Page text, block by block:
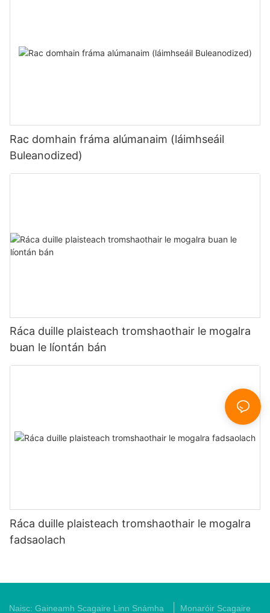
Rac domhain fráma alúmanaim (láimhseáil
Buleanodized)
Ráca duille plaisteach tromshaothair le mogalra
buan le líontán bán
Ráca duille plaisteach tromshaothair le mogalra
fadsaolach
Naisc: Gaineamh Scagaire Linn Snámha Monaróir Scagaire